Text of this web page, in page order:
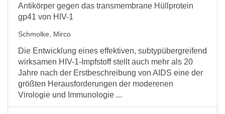
Antikörper gegen das transmembrane Hüllprotein
gp41 von HIV-1
Schmolke, Mirco
Die Entwicklung eines effektiven, subtypübergreifend
wirksamen HIV-1-Impfstoff stellt auch mehr als 20
Jahre nach der Erstbeschreibung von AIDS eine der
größten Herausforderungen der moderenen
Virologie und Immunologie ...